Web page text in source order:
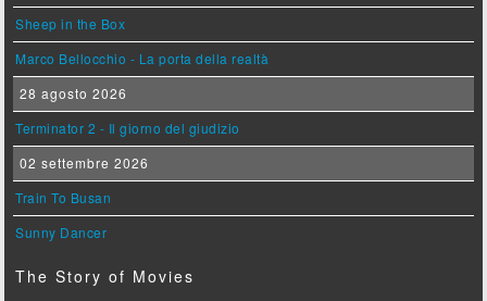
Sheep in the Box
Marco Bellocchio - La porta della realtà
28 agosto 2026
Terminator 2 - Il giorno del giudizio
02 settembre 2026
Train To Busan
Sunny Dancer
The Story of Movies